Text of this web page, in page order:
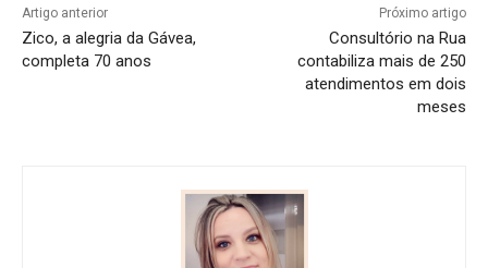
Artigo anterior
Zico, a alegria da Gávea,
completa 70 anos
Próximo artigo
Consultório na Rua
contabiliza mais de 250
atendimentos em dois
meses